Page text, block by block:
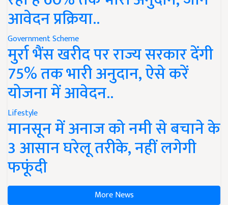
आवेदन प्रक्रिया..
Government Scheme
मुर्रा भैंस खरीद पर राज्य सरकार देंगी
75% तक भारी अनुदान, ऐसे करें
योजना में आवेदन..
Lifestyle
मानसून में अनाज को नमी से बचाने के
3 आसान घरेलू तरीके, नहीं लगेगी
फफूंदी
More News